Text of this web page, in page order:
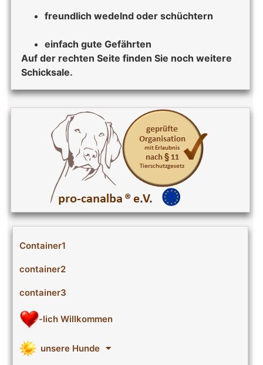
freundlich wedelnd oder schüchtern
einfach gute Gefährten
Auf der rechten Seite finden Sie noch weitere
Schicksale.
Container1
container2
container3
-lich Willkommen
unsere Hunde